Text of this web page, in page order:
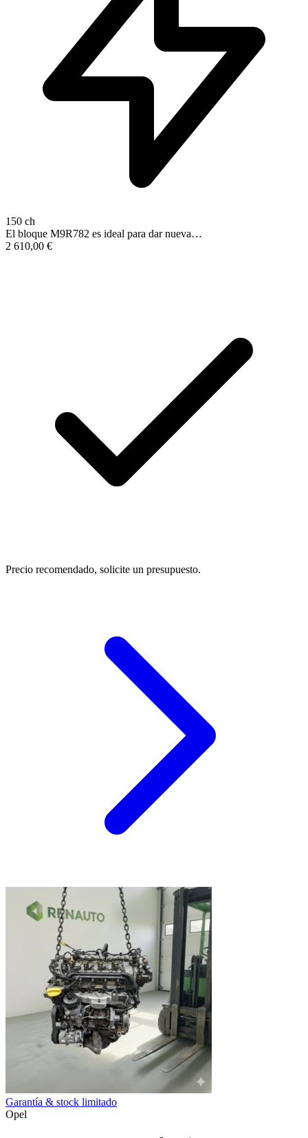
150 ch
El bloque M9R782 es ideal para dar nueva…
2 610,00 €
Precio recomendado, solicite un presupuesto.
Garantía & stock limitado
Opel